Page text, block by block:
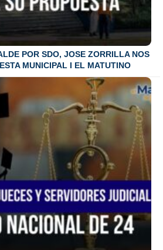
POR SDO, JOSE ZORRILLA NOS
MUNICIPAL I EL MATUTINO